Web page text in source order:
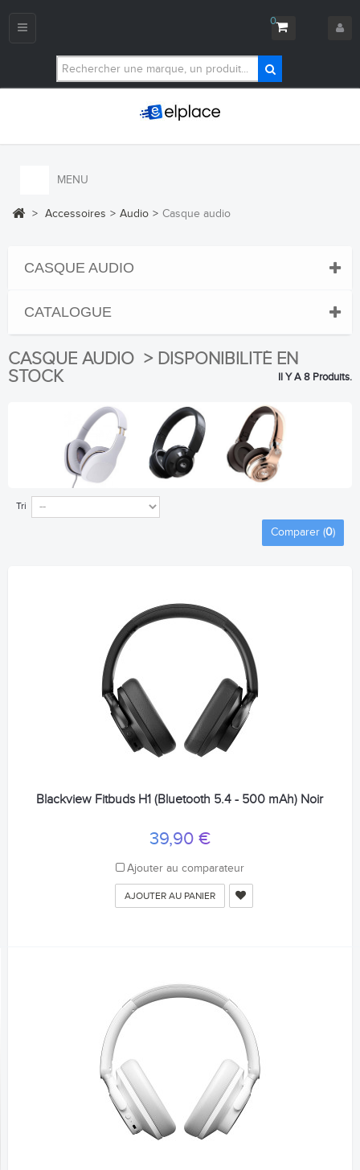
0
Navigation
MENU
> Accessoires > Audio > Casque audio
CASQUE AUDIO
CATALOGUE
CASQUE AUDIO > DISPONIBILITÉ EN
STOCK
Il Y A 8 Produits.
Tri
Comparer (0)
Blackview Fitbuds H1 (Bluetooth 5.4 - 500 mAh) Noir
39,90 €
Ajouter au comparateur
AJOUTER AU PANIER